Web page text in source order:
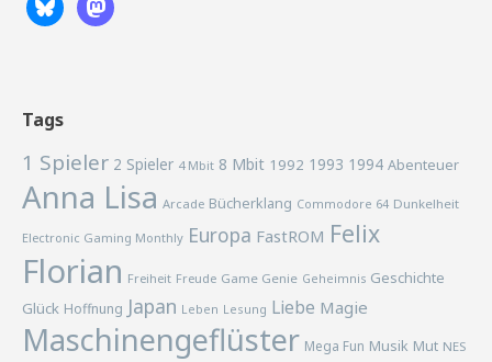
Tags
1 Spieler 2 Spieler 4 Mbit 8 Mbit 1992 1993 1994 Abenteuer
Anna Lisa Arcade Bücherklang Commodore 64 Dunkelheit
Electronic Gaming Monthly Europa FastROM Felix
Florian Freiheit Freude Game Genie Geheimnis Geschichte
Glück Hoffnung Japan Leben Lesung Liebe Magie
Maschinengeflüster Mega Fun Musik Mut NES